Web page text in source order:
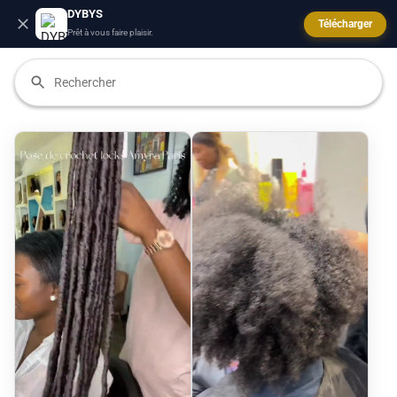
DYBYS
Prêt à vous faire plaisir.
Télécharger